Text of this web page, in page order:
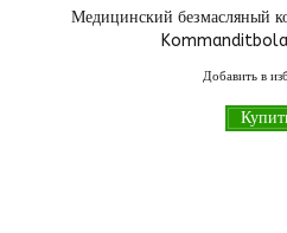
Медицинский безмасляный
Добавить в